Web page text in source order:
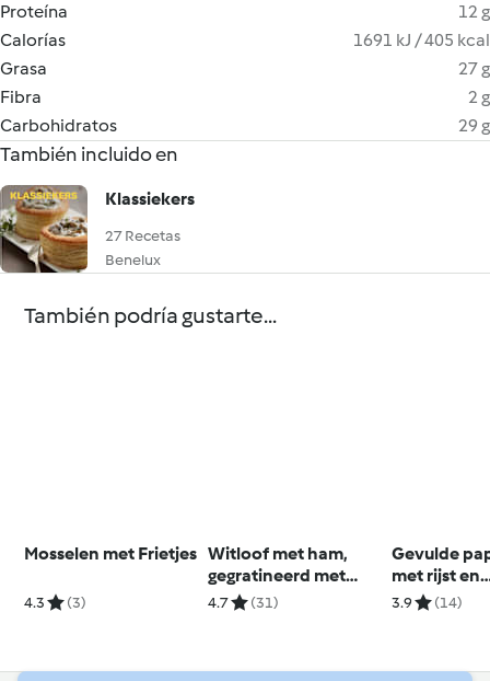
Proteína
12 g
Calorías
1691 kJ / 405 kcal
Grasa
27 g
Fibra
2 g
Carbohidratos
29 g
También incluido en
Klassiekers
27 Recetas
Benelux
También podría gustarte...
Mosselen met Frietjes
4.3 (3)
Witloof met ham,
gegratineerd met
comté
4.7 (31)
Gevulde
met rijst en
3.9 (14)